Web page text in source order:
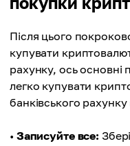
Після цього
купувати
рахунку, ось основні
легко купувати
банківського
• Записуйте все: